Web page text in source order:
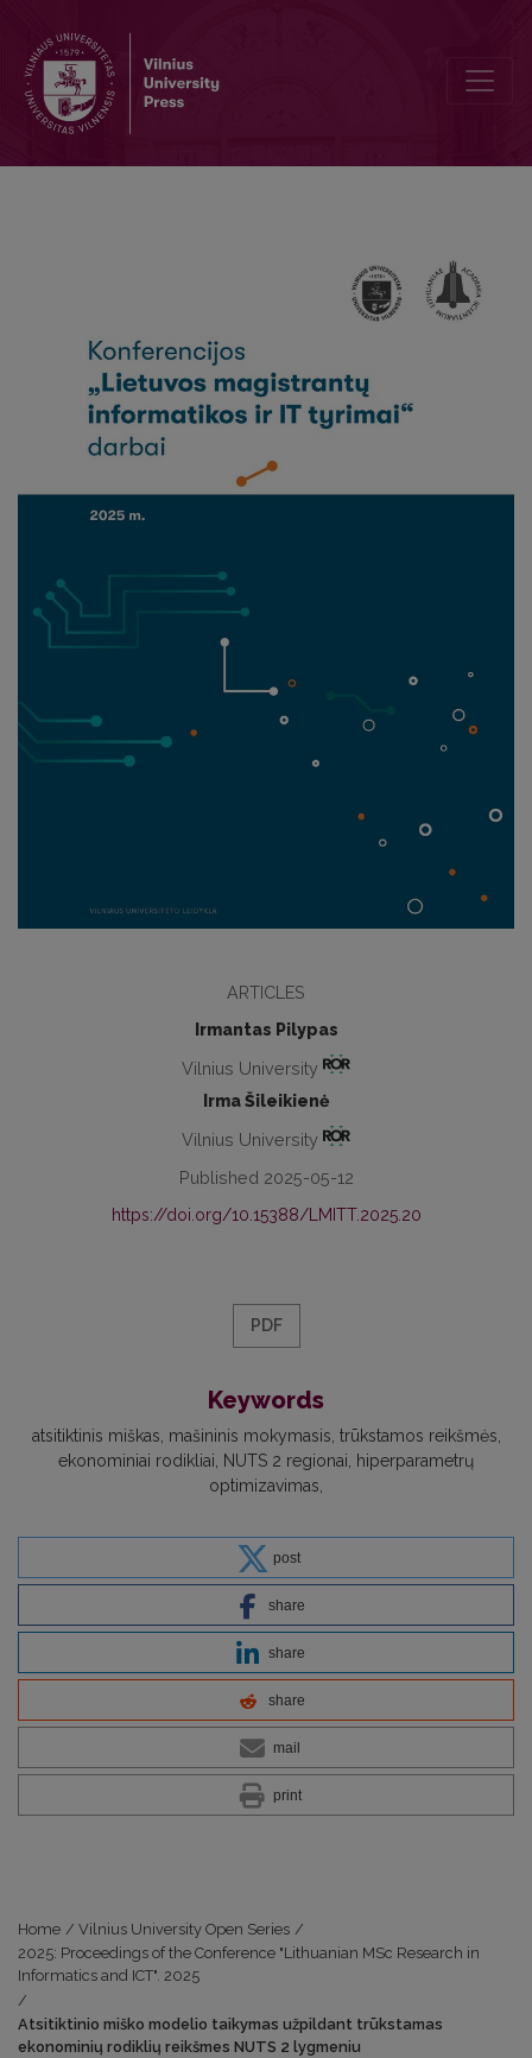
ARTICLES
Irmantas Pilypas
Vilnius University
Irma Šileikienė
Vilnius University
Published 2025-05-12
https://doi.org/10.15388/LMITT.2025.20
PDF
Keywords
atsitiktinis miškas mašininis mokymasis trūkstamos reikšmės
ekonominiai rodikliai
NUTS 2 regionai
hiperparametrų
optimizavimas
post
share
share
share
mail
print
Home / Vilnius University Open Series /
2025: Proceedings of the Conference "Lithuanian MSc Research in
Informatics and ICT". 2025
/
Atsitiktinio miško modelio taikymas užpildant trūkstamas
ekonominių rodiklių reikšmes NUTS 2 lygmeniu